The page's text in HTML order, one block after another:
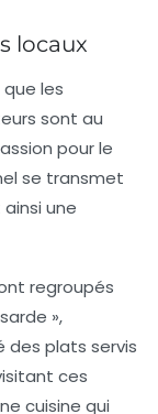
locaux
les
sont au
pour le
se transmet
une
regroupés
»,
des plats servis
ces
cuisine qui